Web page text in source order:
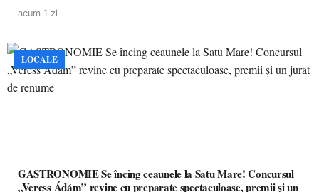
acum 1 zi
LOCALE
GASTRONOMIE Se încing ceaunele la Satu Mare! Concursul
„Veress Ádám” revine cu preparate spectaculoase, premii și un